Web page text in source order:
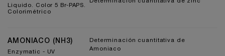
Liquido. Color 5 Br-PAPS.
Colorimétrico
Determinación cuantitativa de zinc
AMONIACO (NH3)
Enzymatic - UV
Determinación cuantitativa de
Amoniaco